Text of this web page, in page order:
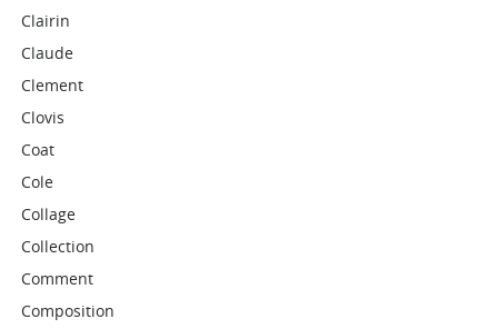
Clairin
Claude
Clement
Clovis
Coat
Cole
Collage
Collection
Comment
Composition